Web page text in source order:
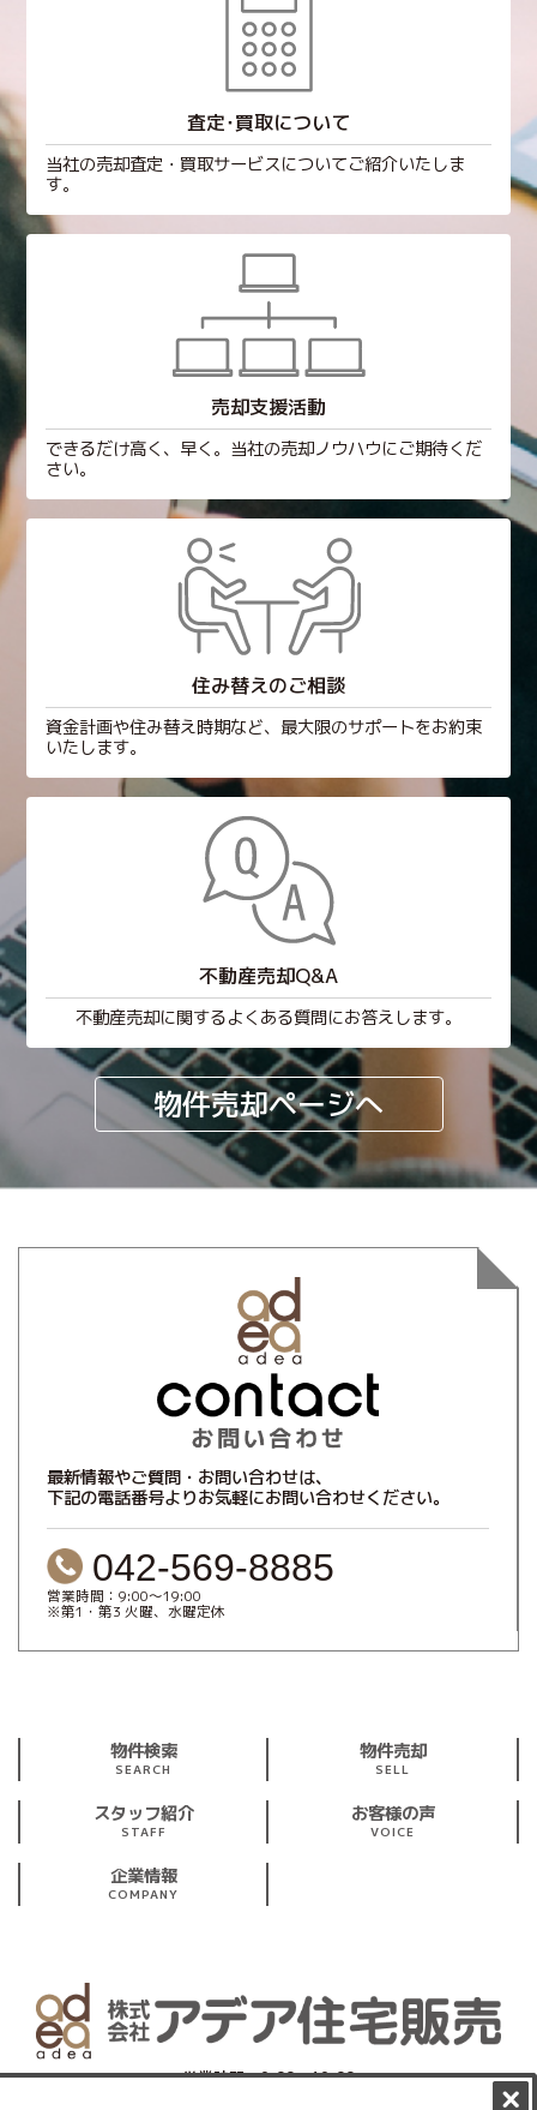
査定･買取について
当社の売却査定・買取サービスについてご紹介いたしま
す。
売却支援活動
できるだけ高く、早く。当社の売却ノウハウにご期待くだ
さい。
住み替えのご相談
資金計画や住み替え時期など、最大限のサポートをお約束
いたします。
不動産売却Q&A
不動産売却に関するよくある質問にお答えします。
物件売却ページへ
最新情報やご質問・お問い合わせは、
下記の電話番号よりお気軽にお問い合わせください。
042-569-8885
営業時間：9:00～19:00
※第1・第3 火曜、水曜定休
物件検索
SEARCH
物件売却
SELL
スタッフ紹介
STAFF
お客様の声
VOICE
企業情報
COMPANY
営業時間：9:00～19:00